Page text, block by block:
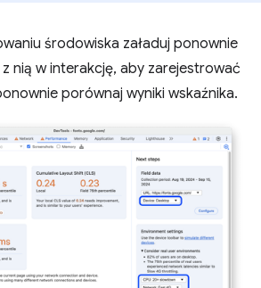
środowiska załaduj ponownie
nią w interakcję, aby zarejestrować
porównaj wyniki wskaźnika.